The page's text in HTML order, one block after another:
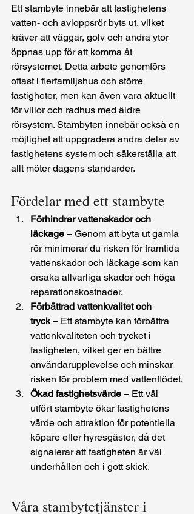
Ett stambyte innebär att fastighetens
vatten- och avloppsrör byts ut, vilket
kräver att väggar, golv och andra ytor
öppnas upp för att komma åt
rörsystemet. Detta arbete genomförs
oftast i flerfamiljshus och större
fastigheter, men kan även vara aktuellt
för villor och radhus med äldre
rörsystem. Stambyten innebär också en
möjlighet att uppgradera andra delar av
fastighetens system och säkerställa att
allt möter dagens standarder.
Fördelar med ett stambyte
Förhindrar vattenskador och
läckage – Genom att byta ut gamla
rör minimerar du risken för framtida
vattenskador och läckage som kan
orsaka allvarliga skador och höga
reparationskostnader.
Förbättrad vattenkvalitet och
tryck – Ett stambyte kan förbättra
vattenkvaliteten och trycket i
fastigheten, vilket ger en bättre
användarupplevelse och minskar
risken för problem med vattenflödet.
Ökad fastighetsvärde – Ett väl
utfört stambyte ökar fastighetens
värde och attraktion för potentiella
köpare eller hyresgäster, då det
signalerar att fastigheten är väl
underhållen och i gott skick.
Våra stambytetjänster i